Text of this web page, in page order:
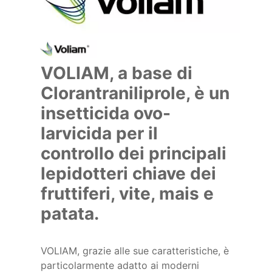
VOLIAM, a base di
Clorantraniliprole, è un
insetticida ovo-
larvicida per il
controllo dei principali
lepidotteri chiave dei
fruttiferi, vite, mais e
patata.
VOLIAM, grazie alle sue caratteristiche, è
particolarmente adatto ai moderni